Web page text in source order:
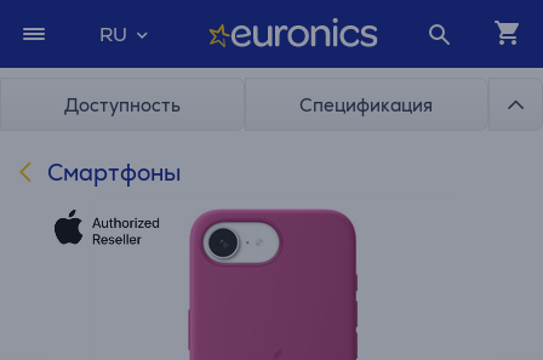
RU
Доступность Спецификация
Смартфоны